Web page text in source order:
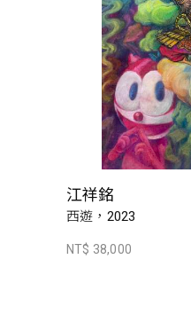
江祥銘
西遊，2023
NT$ 38,000